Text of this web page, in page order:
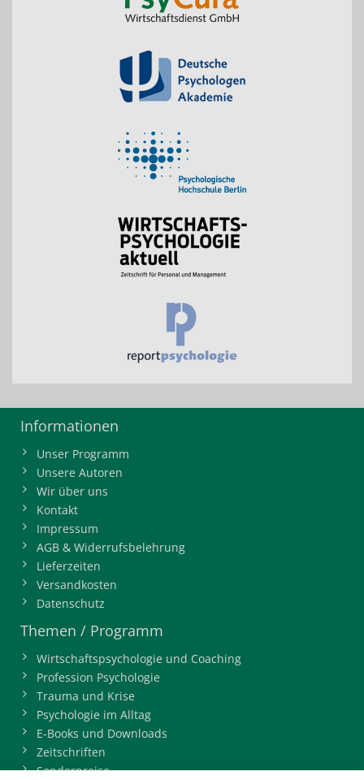
Informationen
Unser Programm
Unsere Autoren
Wir über uns
Kontakt
Impressum
AGB & Widerrufsbelehrung
Lieferzeiten
Versandkosten
Datenschutz
Themen / Programm
Wirtschaftspsychologie und Coaching
Profession Psychologie
Trauma und Krise
Psychologie im Alltag
E-Books und Downloads
Zeitschriften
Sonderpreise